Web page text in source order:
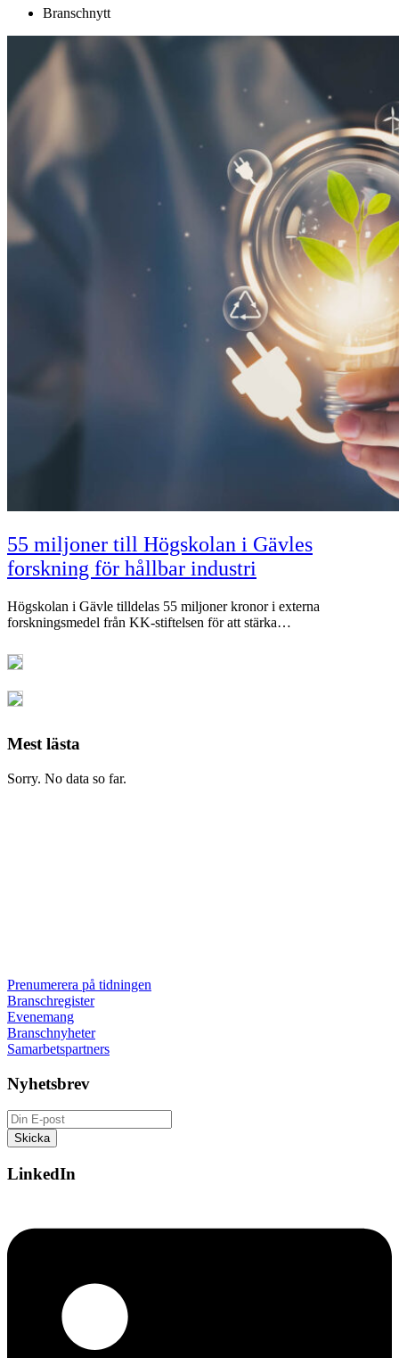
Branschnytt
55 miljoner till Högskolan i Gävles
forskning för hållbar industri
Högskolan i Gävle tilldelas 55 miljoner kronor i externa
forskningsmedel från KK-stiftelsen för att stärka…
Mest lästa
Sorry. No data so far.
Prenumerera på tidningen
Branschregister
Evenemang
Branschnyheter
Samarbetspartners
Nyhetsbrev
LinkedIn